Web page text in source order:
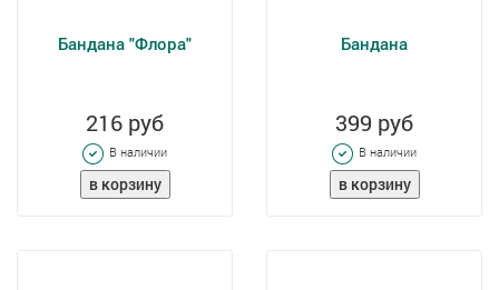
Бандана "Флора"
216 руб
В наличии
Бандана
399 руб
В наличии